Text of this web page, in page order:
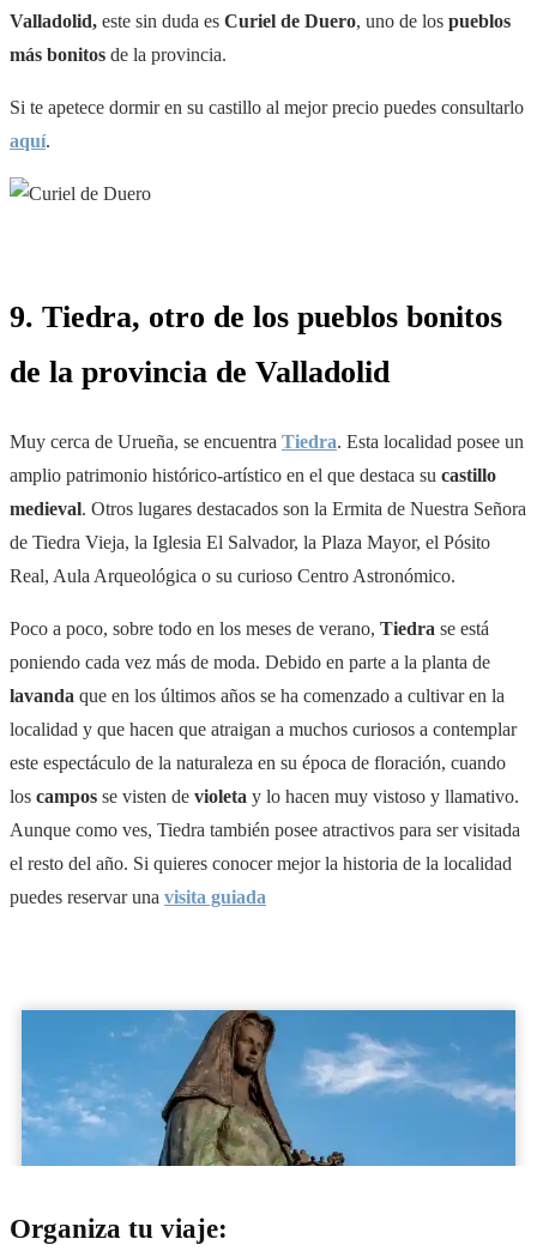
Valladolid, este sin duda es Curiel de Duero, uno de los pueblos
más bonitos de la provincia.
Si te apetece dormir en su castillo al mejor precio puedes consultarlo
aquí.
9. Tiedra, otro de los pueblos bonitos
de la provincia de Valladolid
Muy cerca de Urueña, se encuentra Tiedra. Esta localidad posee un
amplio patrimonio histórico-artístico en el que destaca su castillo
medieval. Otros lugares destacados son la Ermita de Nuestra Señora
de Tiedra Vieja, la Iglesia El Salvador, la Plaza Mayor, el Pósito
Real, Aula Arqueológica o su curioso Centro Astronómico.
Poco a poco, sobre todo en los meses de verano, Tiedra se está
poniendo cada vez más de moda. Debido en parte a la planta de
lavanda que en los últimos años se ha comenzado a cultivar en la
localidad y que hacen que atraigan a muchos curiosos a contemplar
este espectáculo de la naturaleza en su época de floración, cuando
los campos se visten de violeta y lo hacen muy vistoso y llamativo.
Aunque como ves, Tiedra también posee atractivos para ser visitada
el resto del año. Si quieres conocer mejor la historia de la localidad
puedes reservar una visita guiada
Organiza tu viaje: